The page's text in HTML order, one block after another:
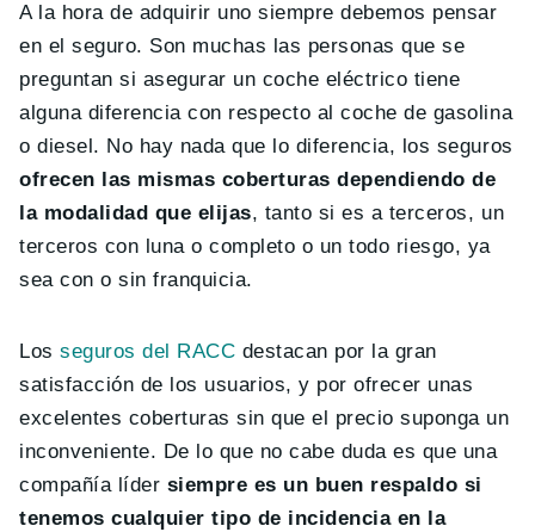
A la hora de adquirir uno siempre debemos pensar
en el seguro. Son muchas las personas que se
preguntan si asegurar un coche eléctrico tiene
alguna diferencia con respecto al coche de gasolina
o diesel. No hay nada que lo diferencia, los seguros
ofrecen las mismas coberturas dependiendo de
la modalidad que elijas, tanto si es a terceros, un
terceros con luna o completo o un todo riesgo, ya
sea con o sin franquicia.
Losseguros del RACC destacan por la gran
satisfacción de los usuarios, y por ofrecer unas
excelentes coberturas sin que el precio suponga un
inconveniente. De lo que no cabe duda es que una
compañía líder siempre es un buen respaldo si
tenemos cualquier tipo de incidencia en la